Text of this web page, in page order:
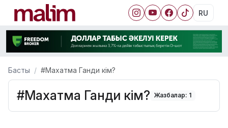
RU
Басты #Махатма Ганди кім?
#Махатма Ганди кім? Жазбалар: 1